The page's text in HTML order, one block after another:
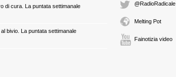
di cura. La puntata settimanale
bivio. La puntata settimanale
@RadioRadicale
Melting Pot
Fainotizia video